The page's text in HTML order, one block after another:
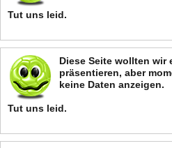
Tut uns leid.
Diese Seite wollten
präsentieren, aber
keine Daten anzeigen.
Tut uns leid.